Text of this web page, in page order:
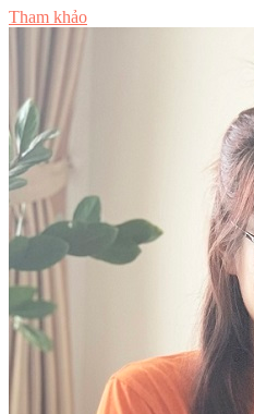
Tham khảo